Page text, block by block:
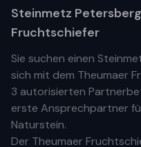
Steinmetz Petersberg
Fruchtschiefer
Sie suchen einen
sich mit dem Theumaer
3 autorisierten
erste Ansprechpartner
Naturstein.
Der Theumaer